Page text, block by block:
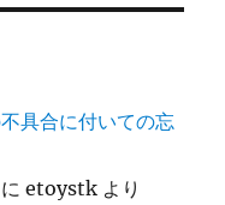
具合に付いての忘
にetoystk より